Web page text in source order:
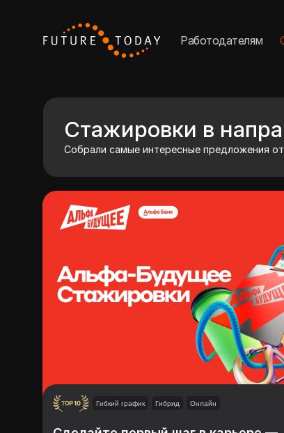
Работодателям
Стажировки в
Собрали самые интересные предложения
Гибкий график Гибрид Онлайн